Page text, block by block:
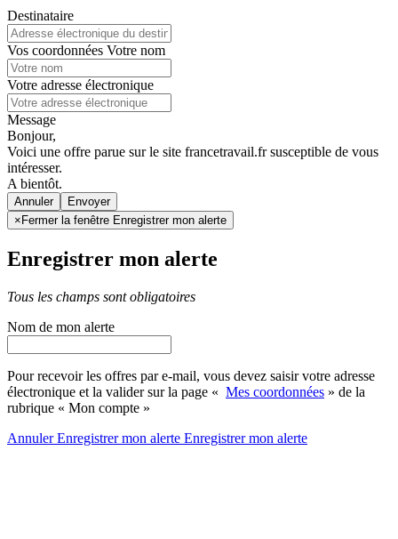
Destinataire
Vos coordonnées Votre nom
Votre adresse électronique
Message
Bonjour,
Voici une offre parue sur le site francetravail.fr susceptible de vous
intéresser.
A bientôt.
Annuler
× Fermer la fenêtre Enregistrer mon alerte
Enregistrer mon alerte
Tous les champs sont obligatoires
Nom de mon alerte
Pour recevoir les offres par e-mail, vous devez saisir votre adresse
électronique et la valider sur la page « Mes coordonnées » de la
rubrique « Mon compte »
AnnulerEnregistrer mon alerte Enregistrermon alerte